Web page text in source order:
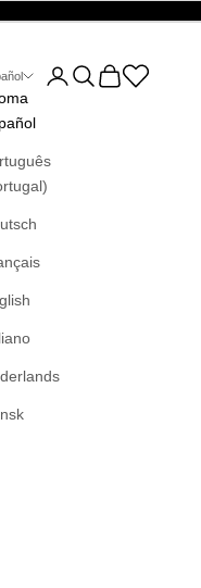
Abrir página de la
Abrir búsqueda
Abrir cesta
Abrir la